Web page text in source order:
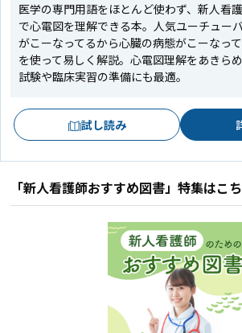
医学の専門用語をほとんど使わず、新人看
で心電図を理解できる本。人気ユーチュー
がこーなってるから心臓の病態がこーなっ
を使って易しく解説。心電図理解をあきら
試験や臨床実習の準備にも最適。
試し読み
「新人看護師おすすめ図書」特集はこ